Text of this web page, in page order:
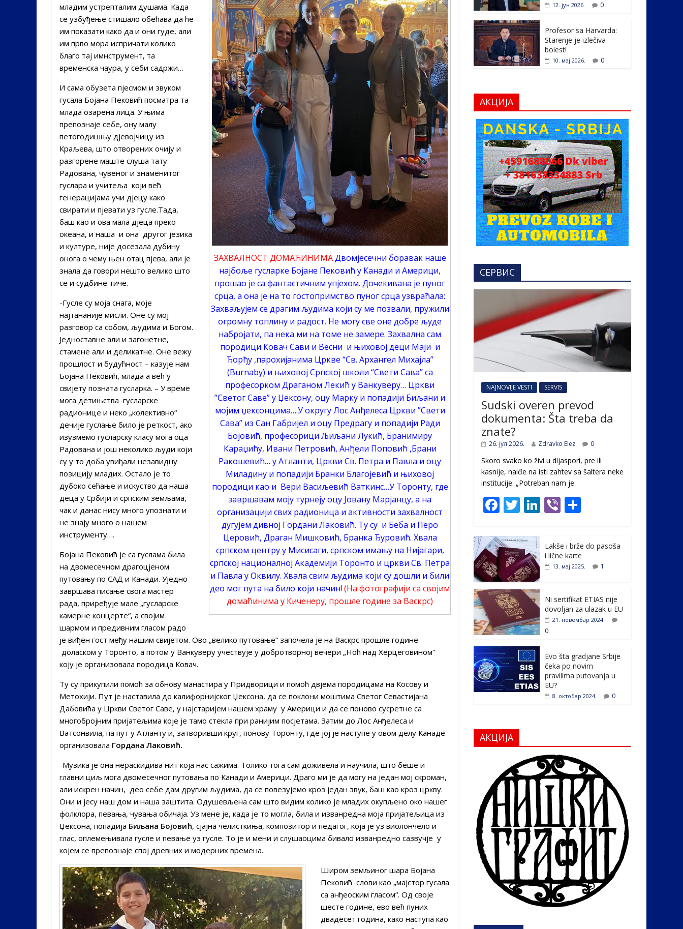
ЗАХВАЛНОСТ ДОМАЋИНИМА Двомјесечни боравак наше
најбоље гусларке Бојане Пековић у Канади и Америци,
прошао је са фантастичним упјехом. Дочекивана је пуног
срца, а она је на то гостопримство пуног срца узвраћала:
Захваљујем се драгим људима који су ме позвали, пружили
огромну топлину и радост. Не могу све оне добре људе
набројати, па нека ми на томе не замере. Захвална сам
породици Ковач Сави и Весни и њиховој деци Маји и
Ђорђу ,парохијанима Цркве “Св. Архангел Михајла”
(Burnaby) и њиховој Српској школи “Свети Сава” са
професорком Драганом Лекић у Ванкуверу… Цркви
”Светог Саве” у Џексону, оцу Марку и попадији Биљани и
мојим џексонцима….У округу Лос Анђелеса Цркви ”Свети
Сава” из Сан Габријел и оцу Предрагу и попадији Ради
Бојовић, професорици Љиљани Лукић, Бранимиру
Караџићу, Ивани Петровић, Анђели Поповић ,Брани
Ракошевић… у Атланти, Цркви Св. Петра и Павла и оцу
Миладину и попадији Бранки Благојевић и њиховој
породици као и Вери Васиљевић Ваткинс…У Торонту, где
завршавам моју турнеју оцу Јовану Марјанцу, а на
организацији свих радионица и активности захвалност
дугујем дивној Гордани Лаковић. Ту су и Беба и Перо
Церовић, Драган Мишковић, Бранка Ђуровић. Хвала
српском центру у Мисисаги, српском имању на Нијагари,
српској националној Академији Торонто и цркви Св. Петра
и Павла у Оквилу. Хвала свим људима који су дошли и били
део мог пута на било који начин! (На фотографији са својим
домаћинима у Киченеру, прошле године за Васкрс)
младим устрепталим душама. Када
се узбуђење стишало обећава да ће
им показати како да и они гуде, али
им прво мора испричати колико
благо тај имнструмент, та
временска чаура, у себи садржи…
И сама обузета пјесмом и звуком
гусала Бојана Пековић посматра та
млада озарена лица. У њима
препознаје себе, ону малу
петогодишњу дјевојчицу из
Краљева, што отворених очију и
разгорене маште слуша тату
Радована, чувеног и знаменитог
гуслара и учитеља који већ
генерацијама учи дјецу како
свирати и пјевати уз гусле.Тада,
баш као и ова мала дјеца преко
океана, и наша и она другог језика
и културе, није досезала дубину
онога о чему њен отац пјева, али је
знала да говори нешто велико што
се и судбине тиче.
-Гусле су моја снага, моје
најтананије мисли. Оне су мој
разговор са собом, људима и Богом.
Једноставне али и загонетне,
стамене али и деликатне. Оне вежу
прошлост и будућност – казује нам
Бојана Пековић, млада а већ у
свијету позната гусларка. – У време
мога детињства гусларске
радионице и неко „колективно“
дечије гуслање било је реткост, ако
изузмемо гусларску класу мога оца
Радована и још неколико људи који
су у то доба увиђали незавидну
позицију младих. Остало је то
дубоко сећање и искуство да наша
деца у Србији и српским земљама,
чак и данас нису много упознати и
не знају много о нашем
инструменту….
Бојана Пековић је са гуслама била
на двомесечном драгоцјеном
путовању по САД и Канади. Уједно
завршава писање свога мастер
рада, приређује мале „гусларске
камерне концерте“, а својим
шармом и предивним гласом радо
је виђен гост међу нашим свијетом. Ово „велико путовање“ започела је на Васкрс прошле године
доласком у Торонто, а потом у Ванкуверу учествује у добротворној вечери „Ноћ над Херцеговином“
коју је организовала породица Ковач.
Ту су прикупили помоћ за обнову манастира у Придворици и помоћ двјема породицама на Косову и
Метохији. Пут је наставила до калифорнијског Џексона, да се поклони моштима Светог Севастијана
Дабовића у Цркви Светог Саве, у најстаријем нашем храму у Америци и да се поново сусретне са
многобројним пријатељима које је тамо стекла при ранијим посјетама. Затим до Лос Анђелеса и
Ватсонвила, па пут у Атланту и, затворивши круг, понову Торонту, где јој је наступе у овом делу Канаде
организовала Гордана Лаковић.
-Музика је она нераскидива нит која нас сажима. Толико тога сам доживела и научила, што беше и
главни циљ мога двомесечног путовања по Канади и Америци. Драго ми је да могу на један мој скроман,
али искрен начин, део себе дам другим људима, да се повезујемо кроз један звук, баш као кроз цркву.
Они и јесу наш дом и наша заштита. Одушевљена сам што видим колико је младих окупљено око нашег
фолклора, певања, чувања обичаја. Уз мене је, када је то могла, била и изванредна моја пријатељица из
Џексона, попадија Биљана Бојовић, сјајна челисткиња, композитор и педагог, која је уз виолончело и
глас, оплемењивала гусле и певање уз гусле. То је и мени и слушаоцима бивало изванредно сазвучје у
којем се препознаје спој древних и модерних времена.
Широм земљиног шара Бојана
Пековић слови као „мајстор гусала
са анђеоским гласом“. Од своје
шесте године, ево већ пуних
двадесет година, како наступа као
12. јун 2026. 0
Profesor sa Harvarda:
Starenje je izlečiva
bolest!
10. мај 2026. 0
АКЦИЈА
СЕРВИС
NAJNOVIJE VESTI SERVIS
Sudski overen prevod
dokumenta: Šta treba da
znate?
26. јул 2026. Zdravko Elez 0
Skoro svako ko živi u dijaspori, pre ili
kasnije, naiđe na isti zahtev sa šaltera neke
institucije: „Potreban nam je
F
e
b
o
o
k
T
itt
er
Li
e
dI
Vi
er ar
e
Lakše i brže do pasoša
i lične karte
13. мај 2025. 1
Ni sertifikat ETIAS nije
dovoljan za ulazak u EU
21. новембар 2024.
0
Evo šta gradjane Srbije
čeka po novim
pravilima putovanja u
EU?
8. октобар 2024. 0
АКЦИЈА